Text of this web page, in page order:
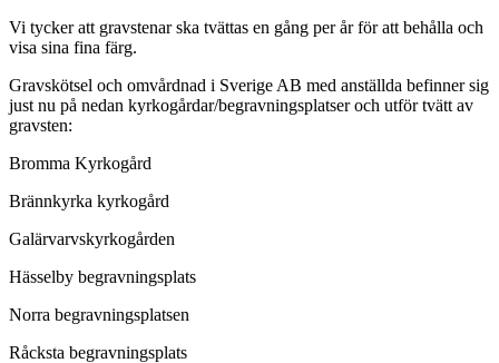
Vi tycker att gravstenar ska tvättas en gång per år för att behålla och
visa sina fina färg.
Gravskötsel och omvårdnad i Sverige AB med anställda befinner sig
just nu på nedan kyrkogårdar/begravningsplatser och utför tvätt av
gravsten:
Bromma Kyrkogård
Brännkyrka kyrkogård
Galärvarvskyrkogården
Hässelby begravningsplats
Norra begravningsplatsen
Råcksta begravningsplats